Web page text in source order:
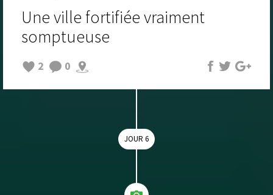
Une ville fortifiée vraiment
somptueuse
2 0
JOUR 6